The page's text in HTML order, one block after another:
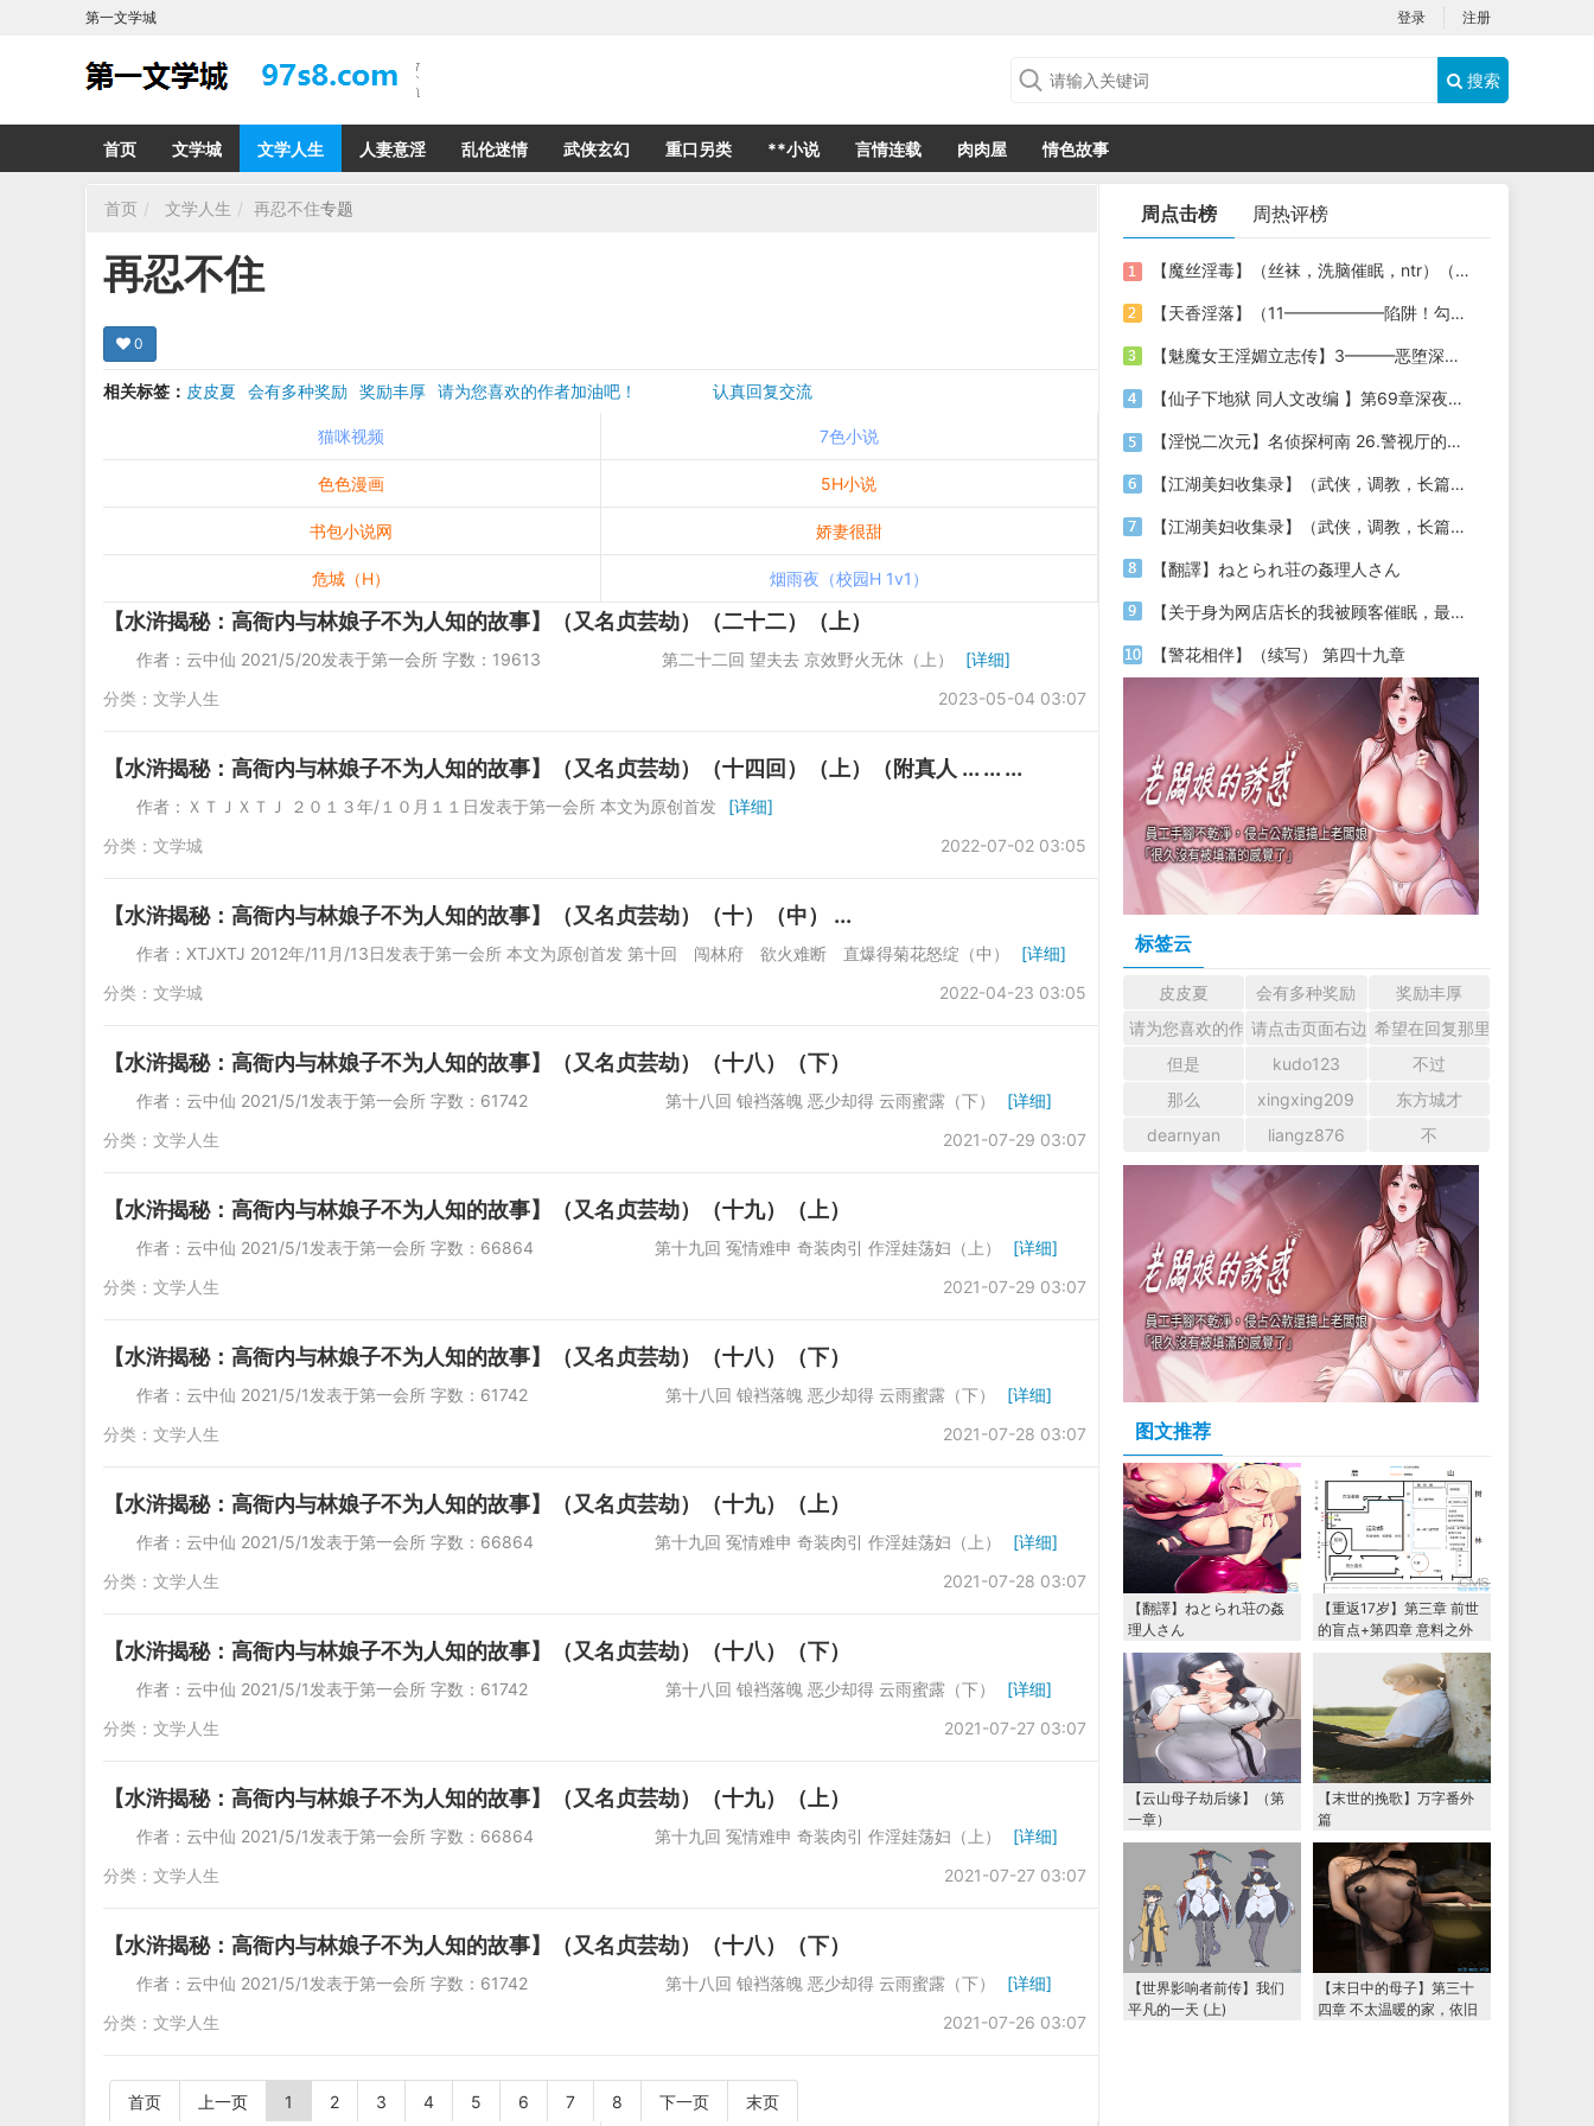
第一文学城 登录 注册
搜索
首页 文学城 文学人生 人妻意淫 乱伦迷情 武侠玄幻 重口另类 **小说 言情连载 肉肉屋 情色故事
首页 文学人生 再忍不住专题
再忍不住
0
相关标签： 皮皮夏 会有多种奖励 奖励丰厚 请为您喜欢的作者加油吧！ 认真回复交流
猫咪视频
7色小说
色色漫画 5H小说
书包小说网 娇妻很甜
危城（H） 烟雨夜（校园H 1v1）
【水浒揭秘：高衙内与林娘子不为人知的故事】（又名贞芸劫）（二十二）（上）
作者：云中仙 2021/5/20发表于第一会所 字数：19613 第二十二回 望夫去 京效野火无休（上）
[详细]
2023-05-04 03:07
分类： 文学人生
【水浒揭秘：高衙内与林娘子不为人知的故事】（又名贞芸劫）（十四回）（上）（附真人 ... ... ...
作者：ＸＴＪＸＴＪ ２０１３年/１０月１１日发表于第一会所 本文为原创首发
[详细]
2022-07-02 03:05
分类： 文学城
【水浒揭秘：高衙内与林娘子不为人知的故事】（又名贞芸劫）（十）（中） ...
作者：XTJXTJ 2012年/11月/13日发表于第一会所 本文为原创首发 第十回 闯林府 欲火难断 直爆得菊花怒绽（中）
[详细]
2022-04-23 03:05
分类： 文学城
【水浒揭秘：高衙内与林娘子不为人知的故事】（又名贞芸劫）（十八）（下）
作者：云中仙 2021/5/1发表于第一会所 字数：61742 第十八回 锒裆落魄 恶少却得 云雨蜜露（下）
[详细]
2021-07-29 03:07
分类： 文学人生
【水浒揭秘：高衙内与林娘子不为人知的故事】（又名贞芸劫）（十九）（上）
作者：云中仙 2021/5/1发表于第一会所 字数：66864 第十九回 冤情难申 奇装肉引 作淫娃荡妇（上）
[详细]
2021-07-29 03:07
分类： 文学人生
【水浒揭秘：高衙内与林娘子不为人知的故事】（又名贞芸劫）（十八）（下）
作者：云中仙 2021/5/1发表于第一会所 字数：61742 第十八回 锒裆落魄 恶少却得 云雨蜜露（下）
[详细]
2021-07-28 03:07
分类： 文学人生
【水浒揭秘：高衙内与林娘子不为人知的故事】（又名贞芸劫）（十九）（上）
作者：云中仙 2021/5/1发表于第一会所 字数：66864 第十九回 冤情难申 奇装肉引 作淫娃荡妇（上）
[详细]
2021-07-28 03:07
分类： 文学人生
【水浒揭秘：高衙内与林娘子不为人知的故事】（又名贞芸劫）（十八）（下）
作者：云中仙 2021/5/1发表于第一会所 字数：61742 第十八回 锒裆落魄 恶少却得 云雨蜜露（下）
[详细]
2021-07-27 03:07
分类： 文学人生
【水浒揭秘：高衙内与林娘子不为人知的故事】（又名贞芸劫）（十九）（上）
作者：云中仙 2021/5/1发表于第一会所 字数：66864 第十九回 冤情难申 奇装肉引 作淫娃荡妇（上）
[详细]
2021-07-27 03:07
分类： 文学人生
【水浒揭秘：高衙内与林娘子不为人知的故事】（又名贞芸劫）（十八）（下）
作者：云中仙 2021/5/1发表于第一会所 字数：61742 第十八回 锒裆落魄 恶少却得 云雨蜜露（下）
[详细]
2021-07-26 03:07
分类： 文学人生
首页 上一页 1 2 3 4 5 6 7 8 下一页 末页
周点击榜 周热评榜
【魔丝淫毒】（丝袜，洗脑催眠，ntr）（24）（我不想）
【天香淫落】（11——————陷阱！勾结的警局调教（下））
【魅魔女王淫媚立志传】3———恶堕深渊的开端
【仙子下地狱 同人文改编 】第69章深夜窥淫戏 交心与交性(二)(纯爱+各种情趣玩法)
【淫悦二次元】名侦探柯南 26.警视厅的隐藏淫娃
【江湖美妇收集录】（武侠，调教，长篇）（6）（师娘篇）
【江湖美妇收集录】（武侠，调教，长篇）（13）（下山历练篇）
【翻譯】ねとられ荘の姦理人さん
【关于身为网店店长的我被顾客催眠，最终堕落为丝袜发情母狗这件事】（18～20）
【警花相伴】（续写） 第四十九章
标签云
皮皮夏 会有多种奖励
奖励丰厚
请为您喜欢的作者加油吧！ 认真回复交流
请点击页面右边的小手图标支持楼主。
希望在回复那里留下您的
但是
kudo123
不过
那么
xingxing209
东方城才
dearnyan
liangz876 不
图文推荐
【翻譯】ねとられ荘の姦
理人さん
【重返17岁】第三章 前世
的盲点+第四章 意料之外
的相认+番外篇（本文为女
主第一视角，两万字更
【云山母子劫后缘】（第
一章）
【末世的挽歌】万字番外
篇
【世界影响者前传】我们
平凡的一天 (上)
【末日中的母子】第三十
四章 不太温暖的家，依旧